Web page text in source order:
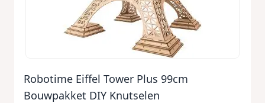
Robotime Eiffel Tower Plus 99cm
Bouwpakket DIY Knutselen